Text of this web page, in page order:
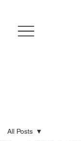
All Posts